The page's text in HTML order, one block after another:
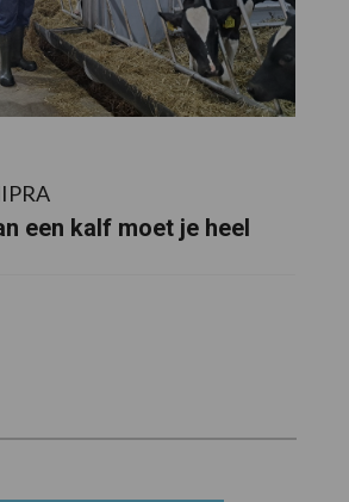
een kalf moet je heel